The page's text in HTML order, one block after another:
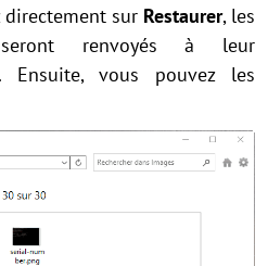
sur Restaurer, les
renvoyés à leur
Ensuite, vous pouvez les